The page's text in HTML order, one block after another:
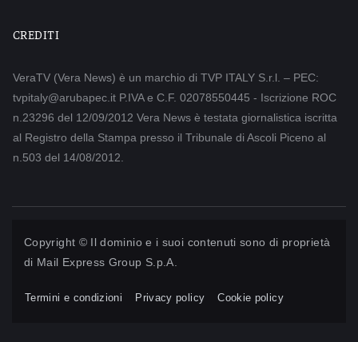
CREDITI
VeraTV (Vera News) è un marchio di TVP ITALY S.r.l. – PEC:
tvpitaly@arubapec.it P.IVA e C.F. 02078550445 - Iscrizione ROC
n.23296 del 12/09/2012 Vera News è testata giornalistica iscritta
al Registro della Stampa presso il Tribunale di Ascoli Piceno al
n.503 del 14/08/2012.
Copyright © Il dominio e i suoi contenuti sono di proprietà
di Mail Express Group S.p.A.
Termini e condizioni Privacy policy Cookie policy